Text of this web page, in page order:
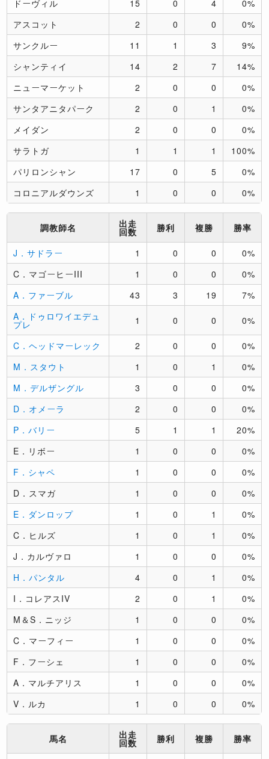
ドーヴィル
15 0 4
0%
アスコット
2 0 0
0%
サンクルー
11 1 3
9%
シャンティイ
14 2 7
14%
ニューマーケット
2 0 0
0%
サンタアニタパーク
2 0 1
0%
メイダン
2 0 0
0%
サラトガ
1 1 1
100%
パリロンシャン
17 0 5
0%
コロニアルダウンズ
1 0 0 0%
調教師名 出走
回数 勝利 複勝 勝率
J．サドラー 1 0 0
0%
C．マゴーヒーIII
1 0 0
0%
A．ファーブル
43 3 19
7%
A．ドゥロワイエデュ
プレ 1 0 0 0%
C．ヘッドマーレック 2 0 0
0%
M．スタウト
1 0 1
0%
M．デルザングル
3 0 0
0%
D．オメーラ
2 0 0
0%
P．バリー
5 1 1
20%
E．リボー
1 0 0
0%
F．シャペ
1 0 0
0%
D．スマガ
1 0 0
0%
E．ダンロップ
1 0 1
0%
C．ヒルズ
1 0 1
0%
J．カルヴァロ
1 0 0
0%
H．パンタル
4 0 1
0%
I．コレアスIV
2 0 1
0%
M＆S．ニッジ
1 0 0
0%
C．マーフィー
1 0 0
0%
F．フーシェ
1 0 0
0%
A．マルチアリス
1 0 0
0%
V．ルカ
1 0 0 0%
馬名 出走
回数 勝利 複勝 勝率